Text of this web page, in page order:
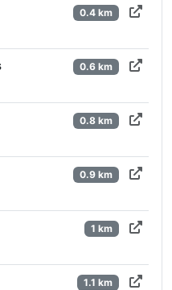
0.4 km
0.6 km
0.8 km
0.9 km
1 km
1.1 km